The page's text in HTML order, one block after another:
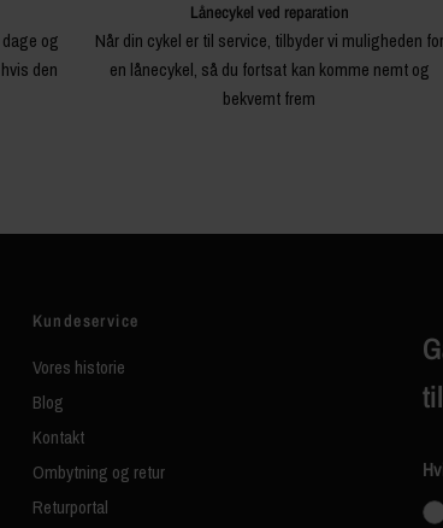
og
den
Lånecykel ved reparation
Når din cykel er til service, tilbyder vi muligheden for
en lånecykel, så du fortsat kan komme nemt og
bekvemt frem
Kundeservice
Vores historie
Blog
Kontakt
Ombytning og retur
Returportal